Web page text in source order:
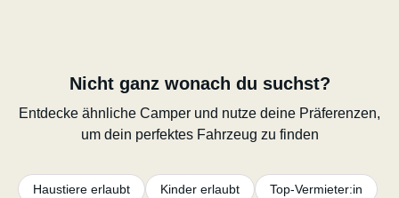
Nicht ganz wonach du suchst?
Entdecke ähnliche Camper und nutze deine Präferenzen,
um dein perfektes Fahrzeug zu finden
Haustiere erlaubt Kinder erlaubt Top-Vermieter:in